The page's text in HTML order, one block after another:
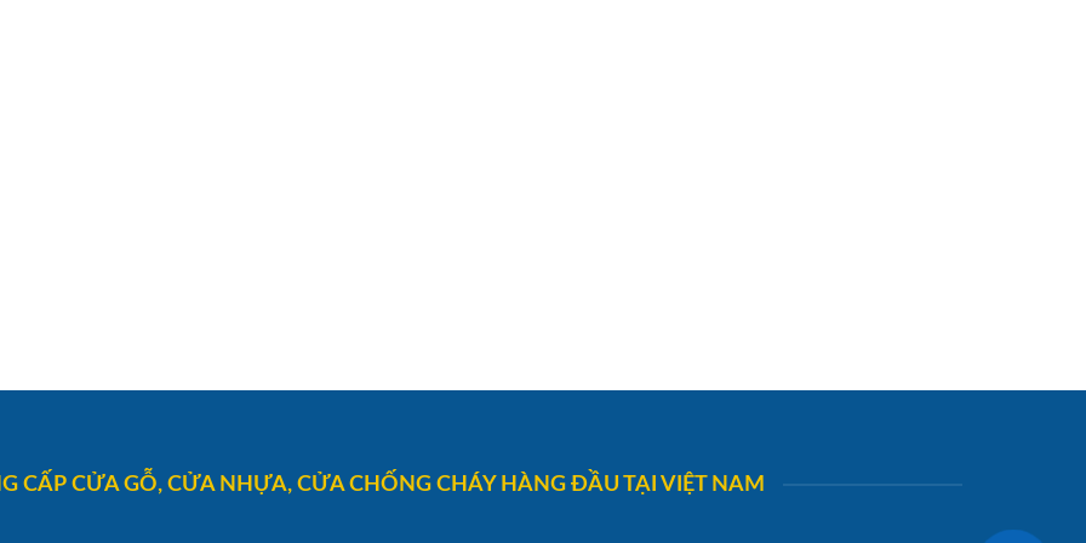
CẤP CỬA GỖ, CỬA NHỰA, CỬA CHỐNG CHÁY HÀNG ĐẦU TẠI VIỆT NAM